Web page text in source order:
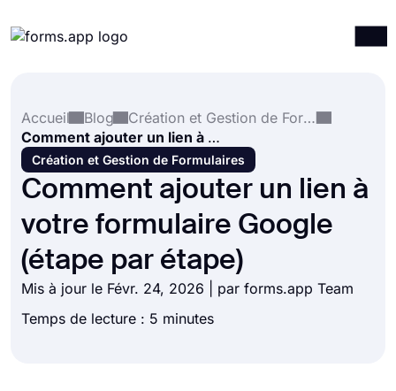
Intégrations
Modèles
Ressources
Tarification
Accueil
Blog
Création et Gestion de Formulaires
Comment ajouter un lien à votre formulaire Google (étape par étape)
Création et Gestion de Formulaires
Comment ajouter un lien à
votre formulaire Google
(étape par étape)
Mis à jour le Févr. 24, 2026 | par forms.app Team
Temps de lecture : 5 minutes